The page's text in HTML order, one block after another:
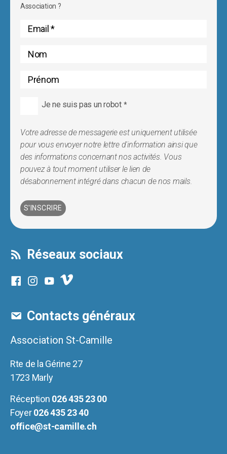
Association ?
Je ne suis pas un robot *
Votre adresse de messagerie est uniquement utilisée
pour vous envoyer notre lettre d'information ainsi que
des informations concernant nos activités. Vous
pouvez à tout moment utiliser le lien de
désabonnement intégré dans chacun de nos mails.
Réseaux sociaux
Contacts généraux
Association St-Camille
Rte de la Gérine 27
1723 Marly
Réception 026 435 23 00
Foyer026 435 23 40
office@st-camille.ch